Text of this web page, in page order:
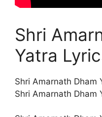
Shri
Yatra
Shri Amarnath Dham
Shri Amarnath Dham